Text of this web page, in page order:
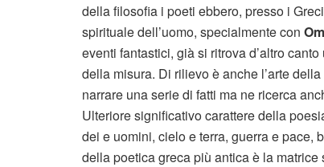
della filosofia i poeti ebbero, presso i
spirituale dell’uomo, specialmente con
eventi fantastici, già si ritrova d’altro
della misura. Di rilievo è anche l’arte
narrare una serie di fatti ma ne ricerca
Ulteriore significativo carattere della
dei e uomini, cielo e terra, guerra e pace,
della poetica greca più antica è la